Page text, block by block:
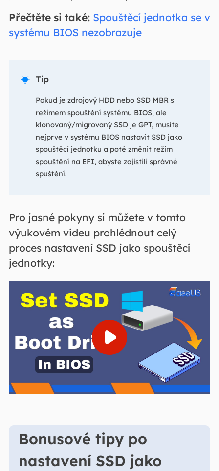
Přečtěte si také: Spouštěcí jednotka se v
systému BIOS nezobrazuje
 Tip
Pokud je zdrojový HDD nebo SSD MBR s
režimem spouštění systému BIOS, ale
klonovaný/migrovaný SSD je GPT, musíte
nejprve v systému BIOS nastavit SSD jako
spouštěcí jednotku a poté změnit režim
spouštění na EFI, abyste zajistili správné
spuštění.
Pro jasné pokyny si můžete v tomto
výukovém videu prohlédnout celý
proces nastavení SSD jako spouštěcí
jednotky:
Bonusové tipy po
nastavení SSD jako